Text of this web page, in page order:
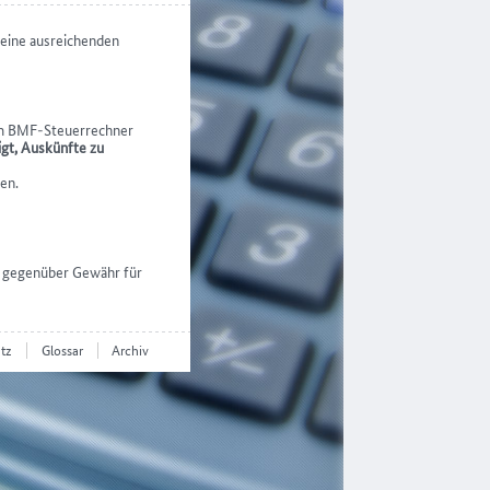
ausreichenden
BMF-Steuerrechner
Auskünfte zu
Gewähr für
Glossar Archiv